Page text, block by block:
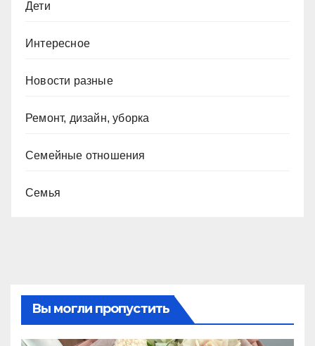
Дети
Интересное
Новости разные
Ремонт, дизайн, уборка
Семейные отношения
Семья
Вы могли пропустить